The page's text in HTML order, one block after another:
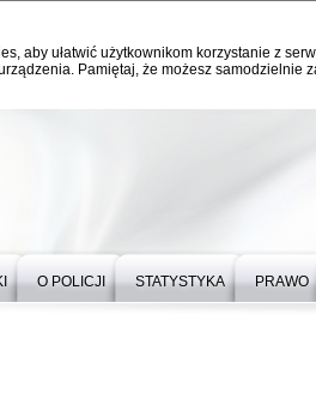
aby ułatwić użytkownikom korzystanie z
Pamiętaj, że możesz
O POLICJI STATYSTYKA PRAWO